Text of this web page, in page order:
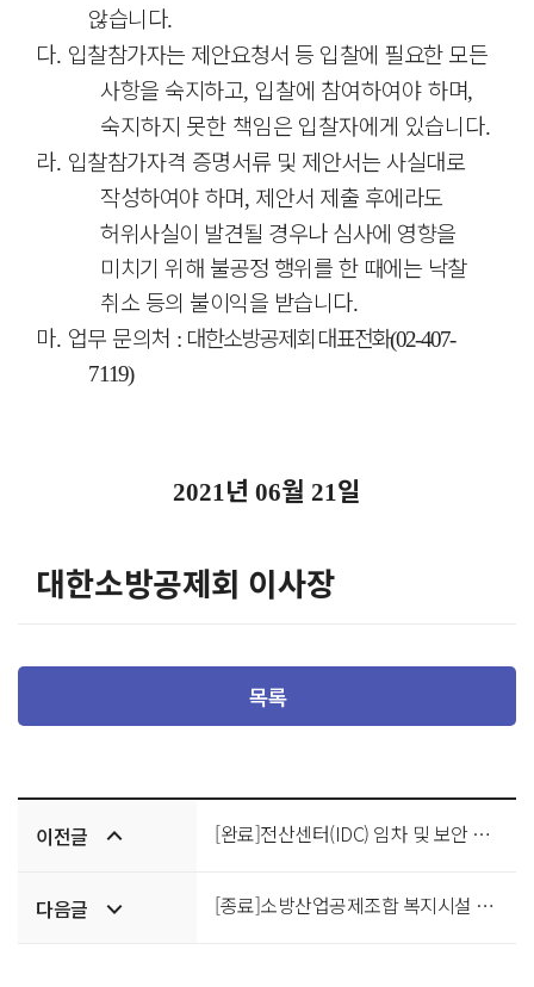
않습니다.
다. 입찰참가자는 제안요청서 등 입찰에 필요한 모든
사항을 숙지하고, 입찰에 참여하여야 하며,
숙지하지 못한 책임은 입찰자에게 있습니다.
라. 입찰참가자격 증명서류 및 제안서는 사실대로
작성하여야 하며, 제안서 제출 후에라도
허위사실이 발견될 경우나 심사에 영향을
미치기 위해 불공정 행위를 한 때에는 낙찰
취소 등의 불이익을 받습니다.
마. 업무 문의처 : 대한소방공제회 대표전화(02-407-
7119)
2021년06월21일
대한소방공제회 이사장
목록
다음글
이전글 [완료]전산센터(IDC) 임차 및 보안 서비스 사업 용역
다음글 [종료]소방산업공제조합 복지시설 한림스테이 제주 리모델링 입찰공고